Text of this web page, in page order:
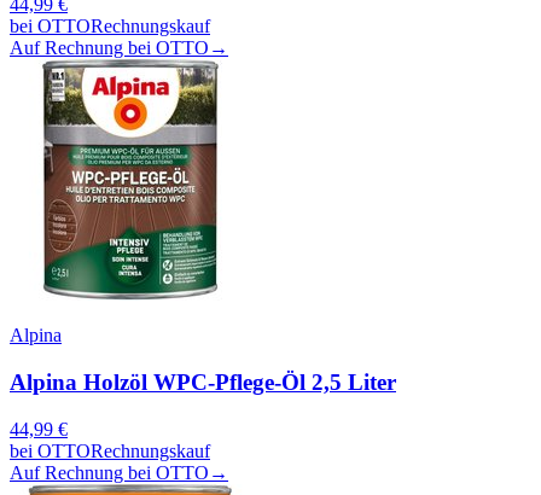
44,99 €
bei OTTORechnungskauf
Auf Rechnung bei OTTO →
Alpina
Alpina Holzöl WPC-Pflege-Öl 2,5 Liter
44,99 €
bei OTTORechnungskauf
Auf Rechnung bei OTTO →